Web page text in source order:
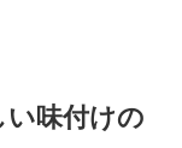
味付けの